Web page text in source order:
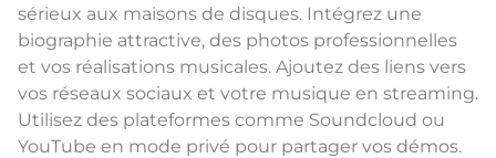
sérieux aux maisons de disques. Intégrez une
biographie attractive, des photos professionnelles
et vos réalisations musicales. Ajoutez des liens vers
vos réseaux sociaux et votre musique en streaming.
Utilisez des plateformes comme Soundcloud ou
YouTube en mode privé pour partager vos démos.